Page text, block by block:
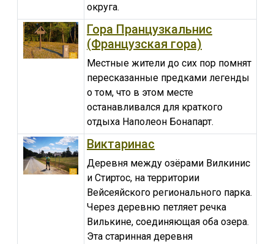
округа.
Гора Пранцузкальнис
(Французская гора)
Местные жители до сих пор помнят
пересказанные предками легенды
о том, что в этом месте
останавливался для краткого
отдыха Наполеон Бонапарт.
Виктаринас
Деревня между озёрами Вилкинис
и Стиртос, на территории
Вейсеяйского регионального парка.
Через деревню петляет речка
Вилькине, соединяющая оба озера.
Эта старинная деревня